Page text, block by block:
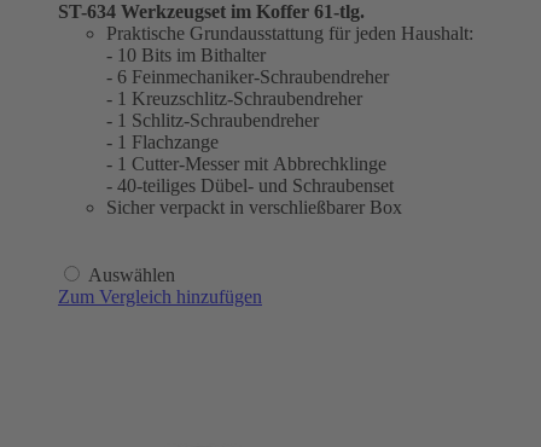
ST-634 Werkzeugset im Koffer 61-tlg.
Praktische Grundausstattung für jeden Haushalt:
- 10 Bits im Bithalter
- 6 Feinmechaniker-Schraubendreher
- 1 Kreuzschlitz-Schraubendreher
- 1 Schlitz-Schraubendreher
- 1 Flachzange
- 1 Cutter-Messer mit Abbrechklinge
- 40-teiliges Dübel- und Schraubenset
Sicher verpackt in verschließbarer Box
Auswählen
Zum Vergleich hinzufügen